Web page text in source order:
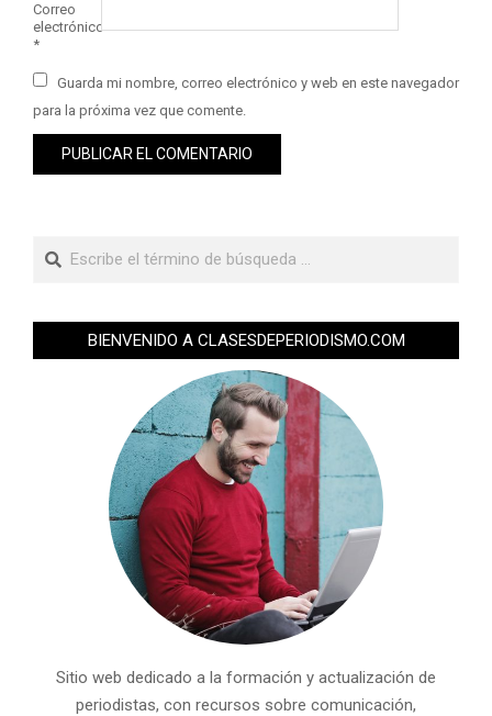
Correo
electrónico
*
Guarda mi nombre, correo electrónico y web en este navegador
para la próxima vez que comente.
BIENVENIDO A CLASESDEPERIODISMO.COM
Sitio web dedicado a la formación y actualización de
periodistas, con recursos sobre comunicación,